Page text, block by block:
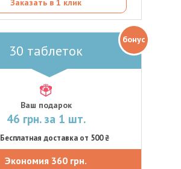
Заказать в 1 клик
30 таблеток
Ваш подарок
46 грн. за 1 шт.
Бесплатная доставка от 500 ₴
Экономия 360 грн.
бонус